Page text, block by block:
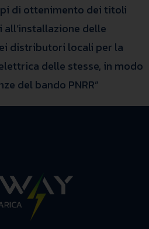
di ottenimento dei titoli
delle
distributori locali per la
delle stesse, in modo
del bando PNRR”